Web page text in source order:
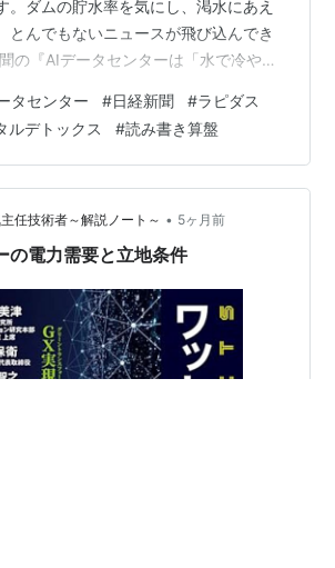
。ダムの貯水率を気にし、渇水にあえ
とんでもないニュースが飛び込んでき
の『AIデータセンターは「水で冷や
ーが消費する電力のドカ食いを抑える
コン（空冷）から、効率のいい「水冷
技術が注目されているという内容で
の省エネ技術、すごい！」というトー
した。しかし、どうも昔からシステム
しまうタチの…
タセンター #日経新聞 #ラピダス
ルデトックス #読み書き算盤
任技術者～解説ノート～ • 5ヶ月前
の電力需要と立地条件